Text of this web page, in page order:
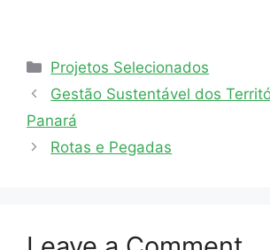
Projetos Selecionados
Gestão Sustentável dos
Panará
Rotas e Pegadas